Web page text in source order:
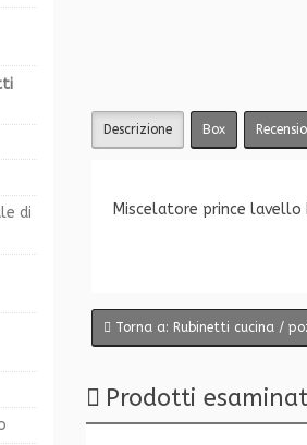
Descrizione Box
Miscelatore prince lavello
Torna a: Rubinetti cucina /
Prodotti
di